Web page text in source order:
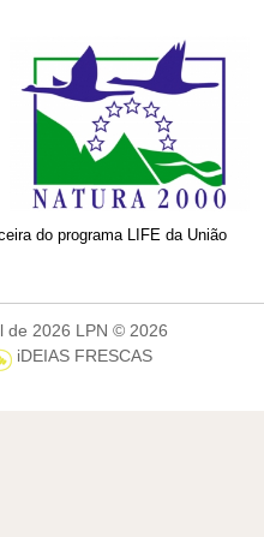
do programa LIFE da União
de 2026 LPN © 2026
iDEIAS FRESCAS